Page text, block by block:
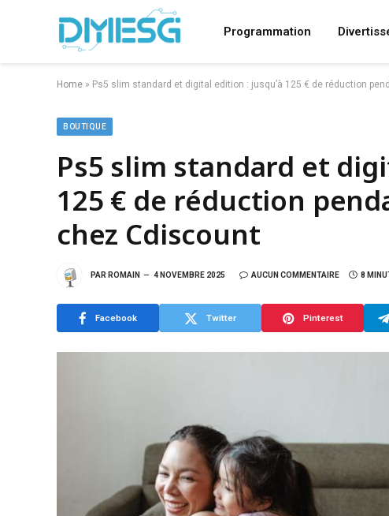
Programmation
Home » Ps5 slim standard et digital edition : jusqu’à 125 € de réduction
BOUTIQUE
Ps5 slim standard et
125 € de réduction
chez Cdiscount
PAR ROMAIN 4 NOVEMBRE 2025 AUCUN COMMENTAIRE 8
Facebook Twitter Pinterest